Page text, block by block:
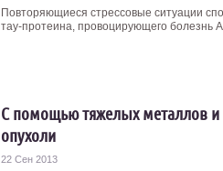
Повторяющиеся стрессовые ситуации
тау-протеина, провоцирующего болезнь
С помощью тяжелых металлов и
опухоли
22 Сен 2013